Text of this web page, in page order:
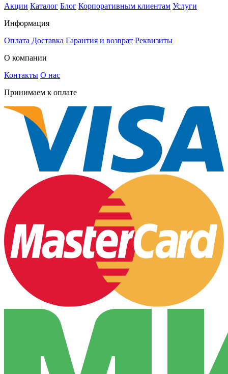
Акции Каталог Блог Корпоративным клиентам Услуги
Информация
Оплата Доставка Гарантия и возврат Реквизиты
О компании
Контакты О нас
Принимаем к оплате